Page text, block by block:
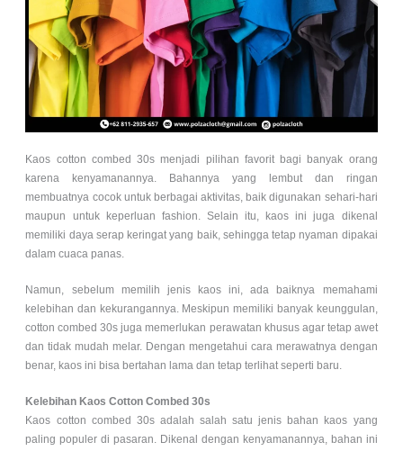
Kaos cotton combed 30s menjadi pilihan favorit bagi banyak orang
karena kenyamanannya. Bahannya yang lembut dan ringan
membuatnya cocok untuk berbagai aktivitas, baik digunakan sehari-hari
maupun untuk keperluan fashion. Selain itu, kaos ini juga dikenal
memiliki daya serap keringat yang baik, sehingga tetap nyaman dipakai
dalam cuaca panas.
Namun, sebelum memilih jenis kaos ini, ada baiknya memahami
kelebihan dan kekurangannya. Meskipun memiliki banyak keunggulan,
cotton combed 30s juga memerlukan perawatan khusus agar tetap awet
dan tidak mudah melar. Dengan mengetahui cara merawatnya dengan
benar, kaos ini bisa bertahan lama dan tetap terlihat seperti baru.
Kelebihan Kaos Cotton Combed 30s
Kaos cotton combed 30s adalah salah satu jenis bahan kaos yang
paling populer di pasaran. Dikenal dengan kenyamanannya, bahan ini